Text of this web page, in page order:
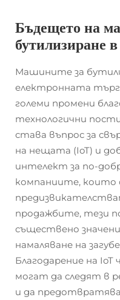
Бъдещето на
бутилизиране
Машините за
електронната
големи промени
технологични
става въпрос за
на нещата (IoT) и
интелект за по-
компаниите, които
продажбите, тези
съществено
намаляване на
Благодарение на
могат да следят в
и да